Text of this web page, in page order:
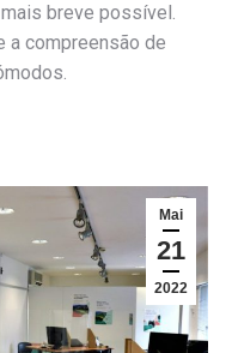
breve possível.
a compreensão de
Mai
21
2022